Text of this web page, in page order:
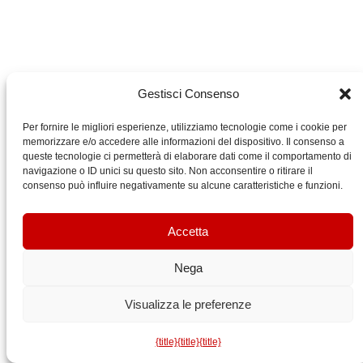
Gestisci Consenso
Per fornire le migliori esperienze, utilizziamo tecnologie come i cookie per
memorizzare e/o accedere alle informazioni del dispositivo. Il consenso a
queste tecnologie ci permetterà di elaborare dati come il comportamento di
navigazione o ID unici su questo sito. Non acconsentire o ritirare il
consenso può influire negativamente su alcune caratteristiche e funzioni.
Accetta
Nega
Visualizza le preferenze
{title}{title}{title}